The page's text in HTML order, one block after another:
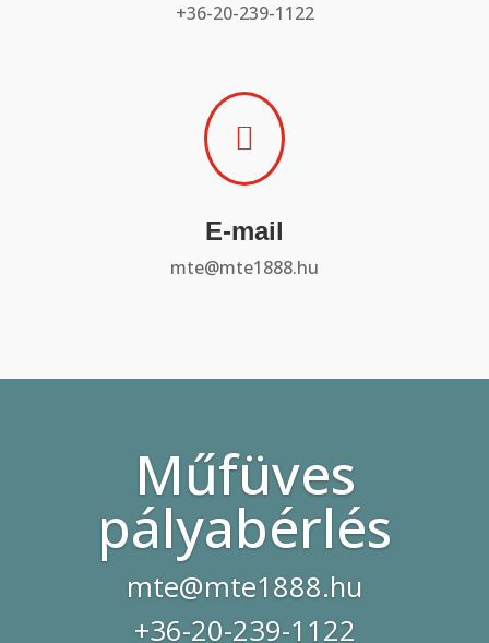
+36-20-239-1122

E-mail
mte@mte1888.hu
Műfüves
pályabérlés
mte@mte1888.hu
+36-20-239-1122